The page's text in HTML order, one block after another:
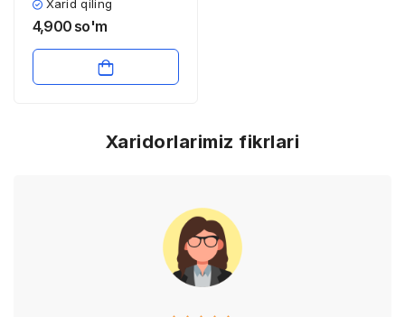
Kоrrelyatsiya
Bоg’liqliklarining turlari
Xarid qiling
4,900 so'm
Xaridorlarimiz fikrlari